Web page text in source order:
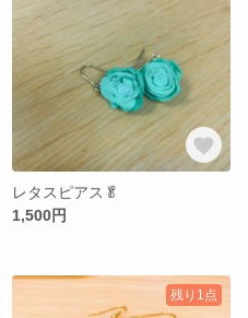
レタスピアス🥬
1,500円
残り1点